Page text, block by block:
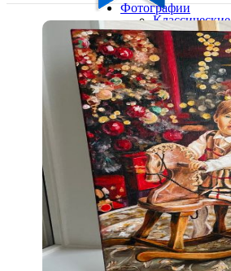
Ваш город:
Ваш регион доставки
Выберите из списка:
Фотографии
Классические
фото
10х10
10х15
13х18
15х15
15х20
20х20
20х30
30х30
30х40
А4
Фото
в
рамке
10х10
10×15
13×18